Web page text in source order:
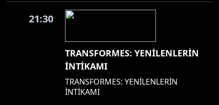
21:30
TRANSFORMES: YENİLENLERİN
İNTİKAMI
TRANSFORMES: YENİLENLERİN
İNTİKAMI